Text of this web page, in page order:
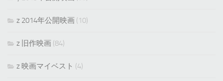
z 2014年公開映画 (10)
z 旧作映画 (84)
z 映画マイベスト (4)